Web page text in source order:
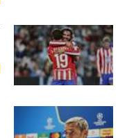
ركن الألعاب
أقسام خاصة
ميركاتو